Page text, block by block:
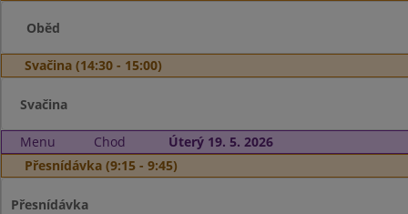
Oběd
Svačina (14:30 - 15:00)
Svačina
Menu Chod
Úterý 19. 5. 2026
Přesnídávka (9:15 - 9:45)
Přesnídávka